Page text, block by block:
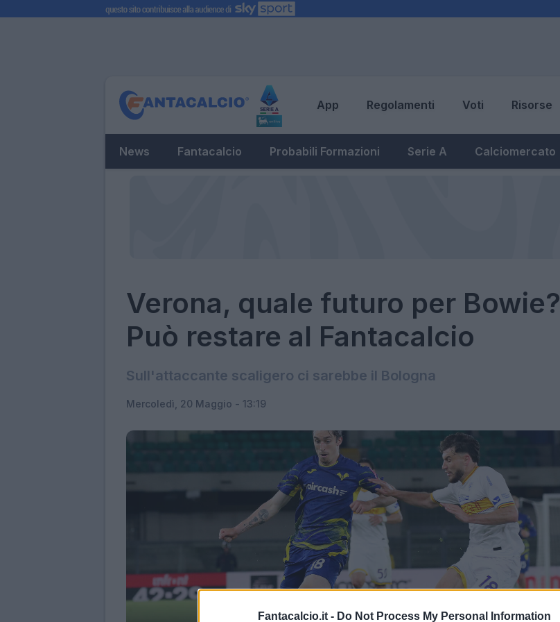
Fantacalcio.it - Do Not Process My Personal Information
App Regolamenti Voti Risorse
News Fantacalcio Probabili Formazioni Serie A Calciomercato
Verona, quale futuro per Bowie?
Può restare al Fantacalcio
Sull'attaccante scaligero ci sarebbe il Bologna
Mercoledì, 20 Maggio - 13:19